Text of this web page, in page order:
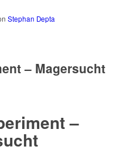
Stephan Depta
– Magersucht
–